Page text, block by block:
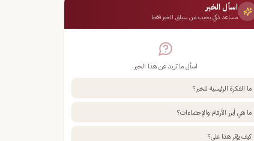
اسأل الخبر
مساعد ذكي يجيب من سياق الخبر فقط
اسأل ما تريد عن هذا الخبر
ما الفكرة الرئيسية للخبر؟
ما هي أبرز الأرقام والإحصاءات؟
كيف يؤثر هذا علي؟